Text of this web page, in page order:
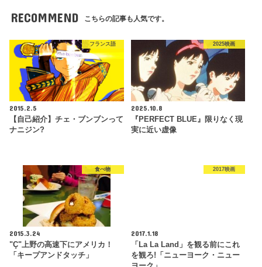
RECOMMEND こちらの記事も人気です。
フランス語
2015.2.5
【自己紹介】チェ・ブンブンって
ナニジン?
2025映画
2025.10.8
『PERFECT BLUE』限りなく現
実に近い虚像
食べ物
2015.3.24
"Ç"上野の高速下にアメリカ！
「キープアンドタッチ」
2017映画
2017.1.18
「La La Land」を観る前にこれ
を観ろ!「ニューヨーク・ニュー